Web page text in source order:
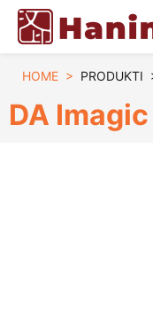
HOME > PRODUKTI
DA